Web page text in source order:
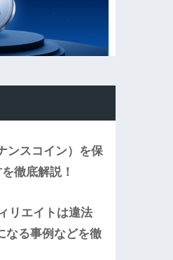
ンスコイン）を保
徹底解説！
リエイトは違法
なる事例などを徹